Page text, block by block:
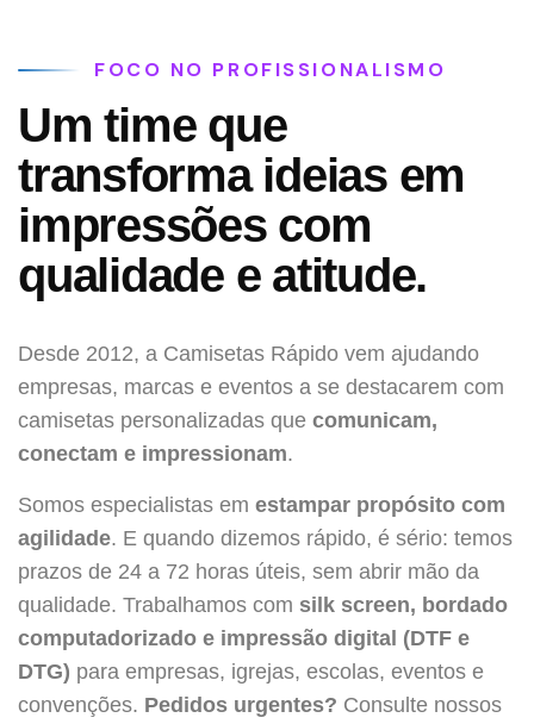
FOCO NO PROFISSIONALISMO
Um time que
transforma ideias em
impressões com
qualidade e atitude.
Desde 2012, a Camisetas Rápido vem ajudando
empresas, marcas e eventos a se destacarem com
camisetas personalizadas que comunicam,
conectam e impressionam.
Somos especialistas em estampar propósito com
agilidade. E quando dizemos rápido, é sério: temos
prazos de 24 a 72 horas úteis, sem abrir mão da
qualidade. Trabalhamos com silk screen, bordado
computadorizado e impressão digital (DTF e
DTG) para empresas, igrejas, escolas, eventos e
convenções. Pedidos urgentes? Consulte nossos